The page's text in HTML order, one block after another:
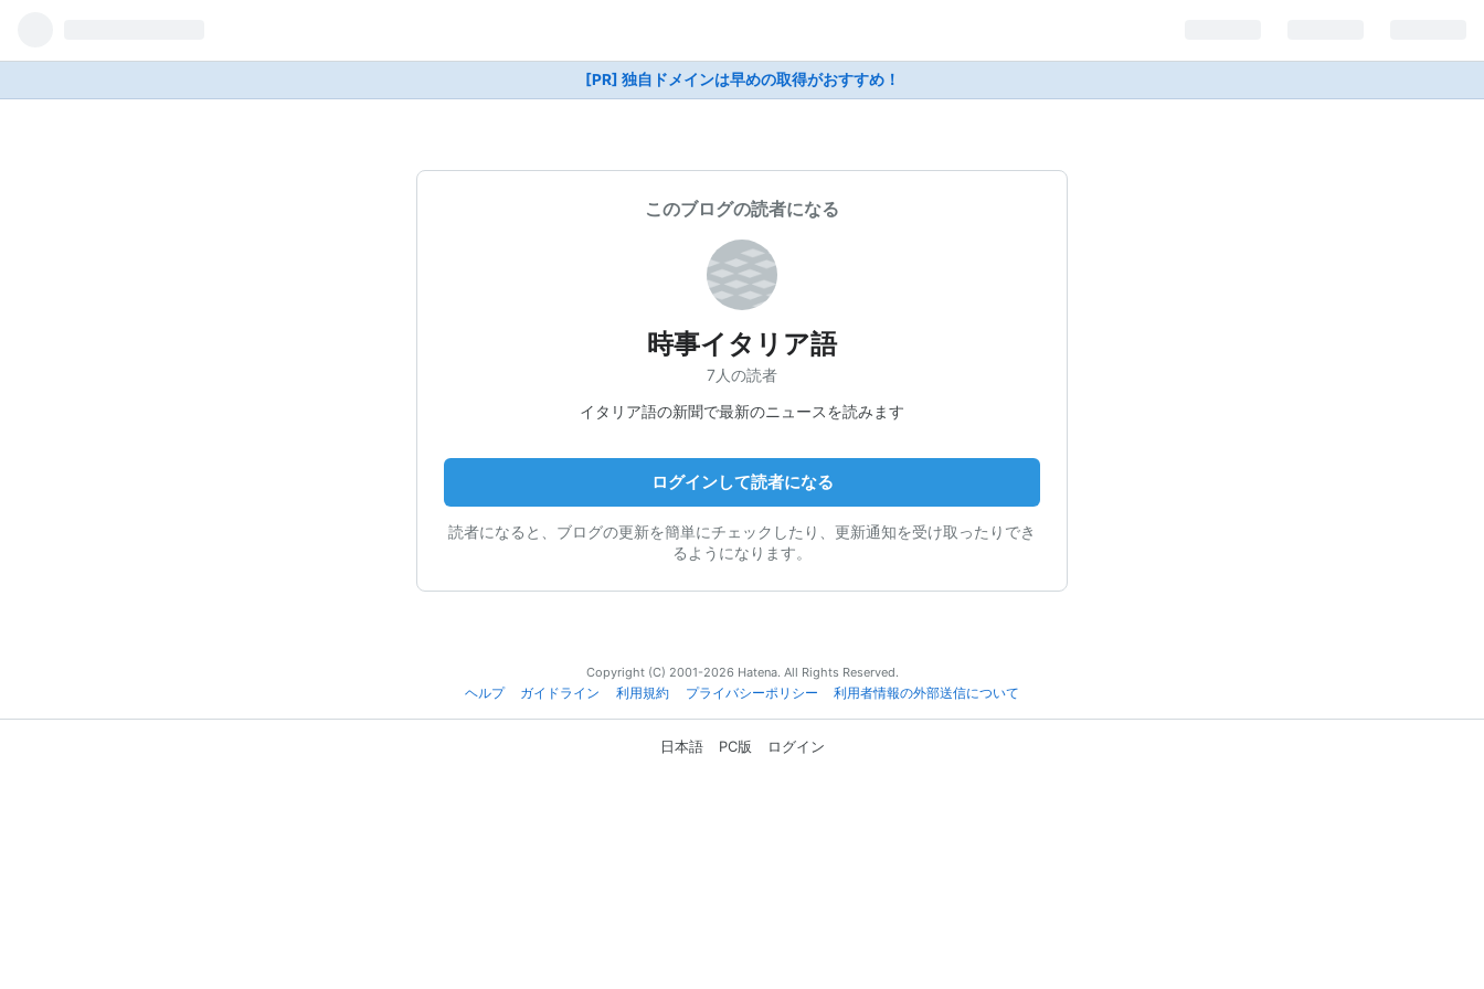
[PR] 独自ドメインは早めの取得がおすすめ！
このブログの読者になる
時事イタリア語
7人の読者
イタリア語の新聞で最新のニュースを読みます
ログインして読者になる
読者になると、ブログの更新を簡単にチェックしたり、更新通知を受け取ったりでき
るようになります。
Copyright (C) 2001-2026 Hatena. All Rights Reserved.
ヘルプ
ガイドライン 利用規約 プライバシーポリシー 利用者情報の外部送信について
日本語 PC版 ログイン